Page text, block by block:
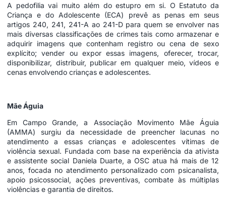
A pedofilia vai muito além do estupro em si. O Estatuto da
Criança e do Adolescente (ECA) prevê as penas em seus
artigos 240, 241, 241-A ao 241-D para quem se envolver nas
mais diversas classificações de crimes tais como armazenar e
adquirir imagens que contenham registro ou cena de sexo
explícito; vender ou expor essas imagens, oferecer, trocar,
disponibilizar, distribuir, publicar em qualquer meio, vídeos e
cenas envolvendo crianças e adolescentes.
Mãe Águia
Em Campo Grande, a Associação Movimento Mãe Águia
(AMMA) surgiu da necessidade de preencher lacunas no
atendimento a essas crianças e adolescentes vítimas de
violência sexual. Fundada com base na experiência da ativista
e assistente social Daniela Duarte, a OSC atua há mais de 12
anos, focada no atendimento personalizado com psicanalista,
apoio psicossocial, ações preventivas, combate às múltiplas
violências e garantia de direitos.